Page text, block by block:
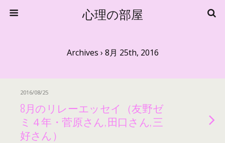
心理の部屋
Archives › 8月 25th, 2016
2016/08/25
8月のリレーエッセイ（友野ゼ
ミ４年・菅原さん, 田口さん, 三
好さん）